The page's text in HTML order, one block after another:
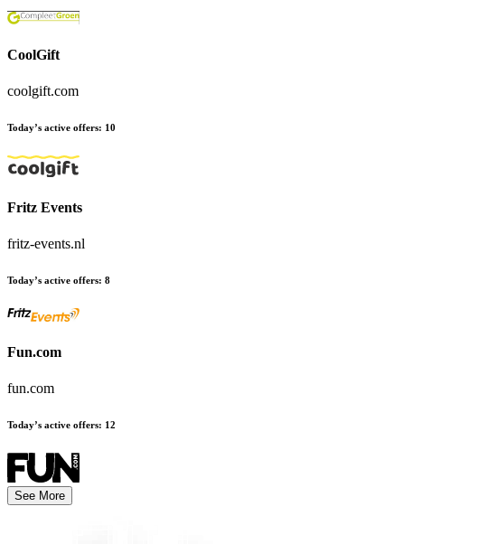
CoolGift
coolgift.com
Today’s active offers: 10
Fritz Events
fritz-events.nl
Today’s active offers: 8
Fun.com
fun.com
Today’s active offers: 12
See More